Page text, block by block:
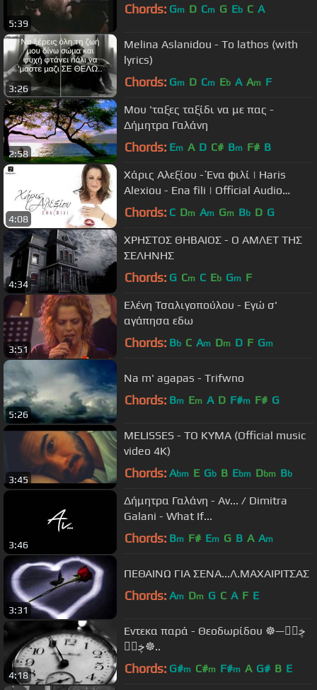
5:39
Chords: Gm D Cm G Eb C A
3:26
Melina Aslanidou - To lathos (with
lyrics)
Chords: Gm D Cm Eb A Am F
2:58
Μου 'ταξες ταξίδι να με πας -
Δήμητρα Γαλάνη
Chords: Em A D C# Bm F# B
4:08
Χάρις Αλεξίου - Ένα φιλί | Haris
Alexiou - Ena fili | Official Audio
Release HQ [new]
Chords: C Dm Am Gm Bb D G
4:34
ΧΡΗΣΤΟΣ ΘΗΒΑΙΟΣ - Ο ΑΜΛΕΤ ΤΗΣ
ΣΕΛΗΝΗΣ
Chords: G Cm C Eb Gm F
3:51
Ελένη Τσαλιγοπούλου - Εγώ σ'
αγάπησα εδω
Chords: Bb C Am Dm D F Gm
5:26
Na m' agapas - Trifwno
Chords: Bm Em A D F#m F# G
3:45
MELISSES - TO KYMA (Official music
video 4K)
Chords: Abm E Gb B Ebm Dbm Bb
3:46
Δήμητρα Γαλάνη - Αν... / Dimitra
Galani - What If...
Chords: Bm F# Em G B A Am
3:31
ΠΕΘΑΙΝΩ ΓΙΑ ΣΕΝΑ...Λ.ΜΑΧΑΙΡΙΤΣΑΣ
Chords: Am Dm G C A F E
4:18
Έντεκα παρά - Θεοδωρίδου ☸ڿڰۣ—
☸ڿڰۣ..
Chords: G#m C#m F#m A G# B E